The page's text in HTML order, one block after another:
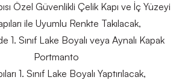
Özel Güvenlikli Çelik Kapı ve İç Yüzeyi
ile Uyumlu Renkte Takılacak,
1. Sınıf Lake Boyalı veya Aynalı Kapak
Portmanto
1. Sınıf Lake Boyalı Yaptırılacak,